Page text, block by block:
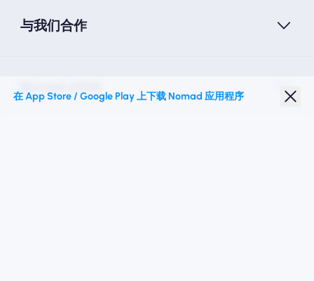
与我们合作
在 App Store / Google Play 上下载 Nomad 应用程序